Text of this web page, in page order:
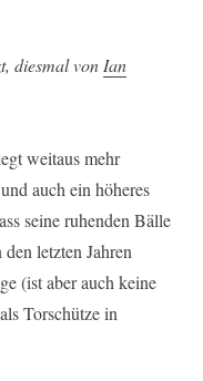
diesmal von Ian
weitaus mehr
auch ein höheres
seine ruhenden Bälle
letzten Jahren
(ist aber auch keine
Torschütze in